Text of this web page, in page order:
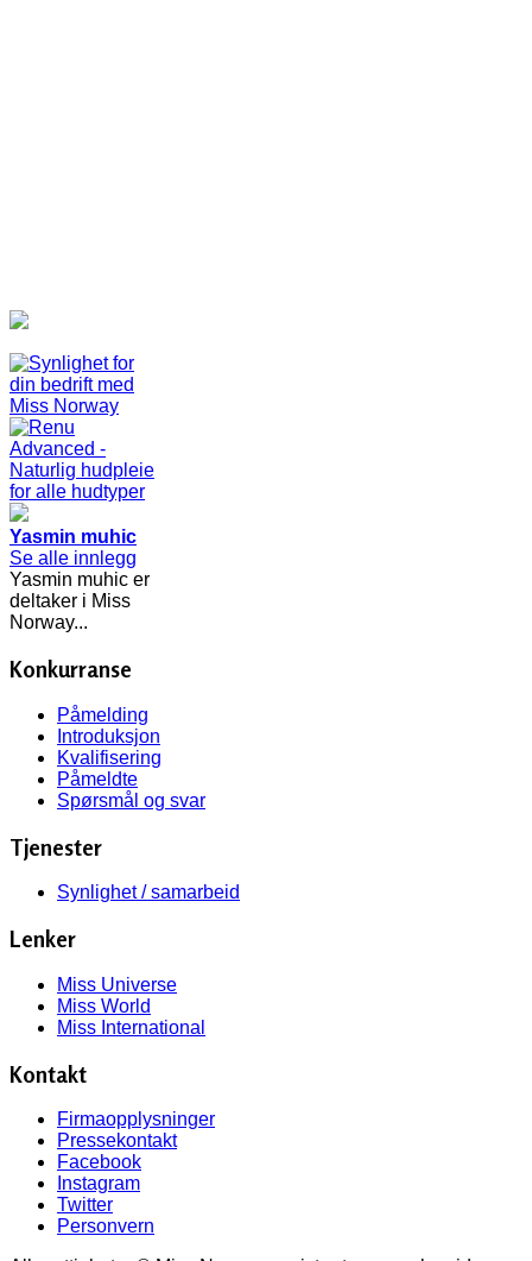
Yasmin muhic
Se alle innlegg
Yasmin muhic er
deltaker i Miss
Norway...
Konkurranse
Påmelding
Introduksjon
Kvalifisering
Påmeldte
Spørsmål og svar
Tjenester
Synlighet / samarbeid
Lenker
Miss Universe
Miss World
Miss International
Kontakt
Firmaopplysninger
Pressekontakt
Facebook
Instagram
Twitter
Personvern